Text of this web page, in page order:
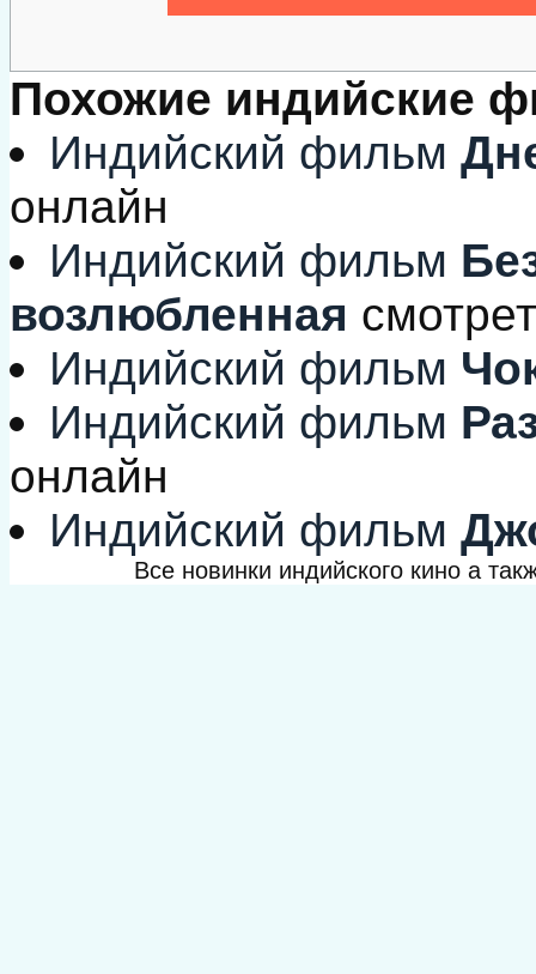
Похожие индийские
Индийский фильм
онлайн
Индийский фильм
возлюбленная
Индийский фильм
Индийский фильм
онлайн
Индийский фильм
Все новинки индийского кино а